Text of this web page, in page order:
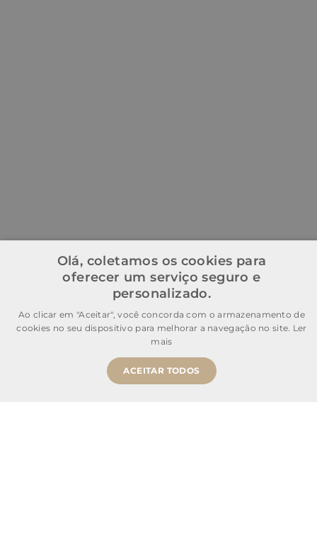
Olá, coletamos os cookies para
oferecer um serviço seguro e
personalizado.
Ao clicar em "Aceitar", você concorda com o armazenamento de
cookies no seu dispositivo para melhorar a navegação no site. Ler
mais
ACEITAR TODOS